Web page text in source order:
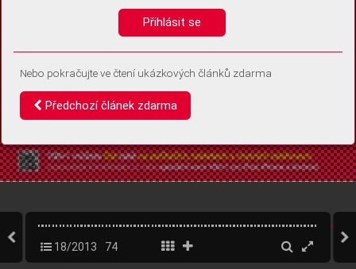
18/2013 74
Přihlásit se
Nebo pokračujte ve čtení ukázkových článků zdarma
Předchozí článek zdarma